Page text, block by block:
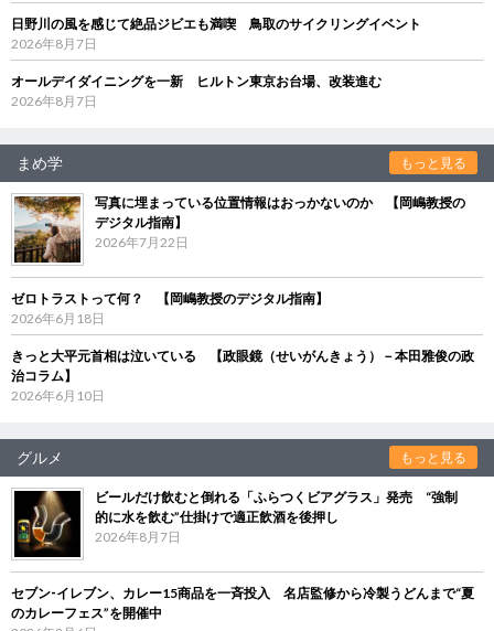
日野川の風を感じて絶品ジビエも満喫 鳥取のサイクリングイベント
2026年8月7日
オールデイダイニングを一新 ヒルトン東京お台場、改装進む
2026年8月7日
まめ学 もっと見る
写真に埋まっている位置情報はおっかないのか 【岡嶋教授の
デジタル指南】
2026年7月22日
ゼロトラストって何？ 【岡嶋教授のデジタル指南】
2026年6月18日
きっと大平元首相は泣いている 【政眼鏡（せいがんきょう）－本田雅俊の政
治コラム】
2026年6月10日
グルメ もっと見る
ビールだけ飲むと倒れる「ふらつくビアグラス」発売 “強制
的に水を飲む”仕掛けで適正飲酒を後押し
2026年8月7日
セブン‐イレブン、カレー15商品を一斉投入 名店監修から冷製うどんまで“夏
のカレーフェス”を開催中